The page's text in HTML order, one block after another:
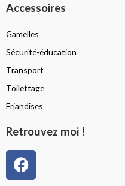
Accessoires
Gamelles
Sécurité-éducation
Transport
Toilettage
Friandises
Retrouvez moi !
F
a